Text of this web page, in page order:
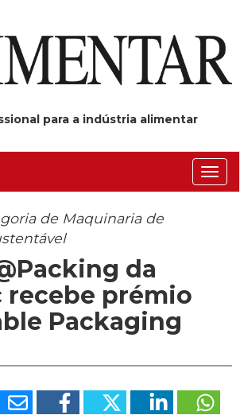
para a indústria alimentar
de Maquinaria de
da
recebe prémio
Packaging